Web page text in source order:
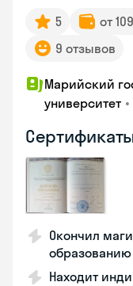
5 от
9 отзывов
Марийский
университет •
Окончил
Находит